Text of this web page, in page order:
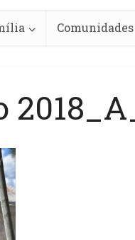
Comunidades